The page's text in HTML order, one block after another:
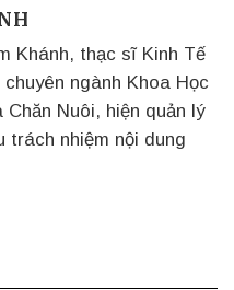
Khánh, thạc sĩ Kinh Tế
chuyên ngành Khoa Học
Chăn Nuôi, hiện quản lý
trách nhiệm nội dung